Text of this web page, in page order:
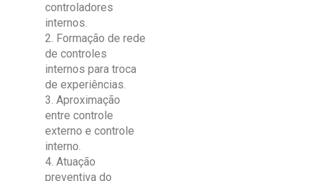
controladores
internos.
Formação de rede
de controles
internos para troca
de experiências.
Aproximação
entre controle
externo e controle
interno.
Atuação
preventiva do